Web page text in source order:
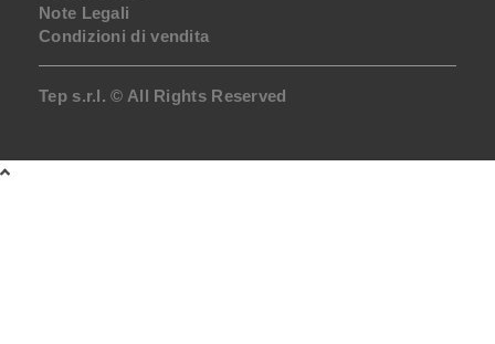
Tep s.r.l. © All Rights Reserved
Note Legali
Condizioni di vendita